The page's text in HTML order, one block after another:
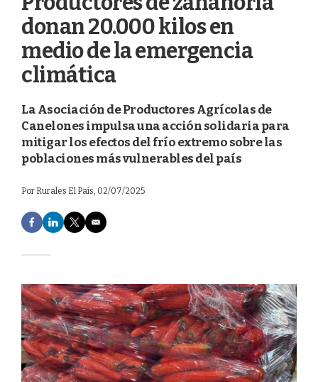
donan 20.000 kilos en
medio de la emergencia
climática
La Asociación de Productores Agrícolas de
Canelones impulsa una acción solidaria para
mitigar los efectos del frío extremo sobre las
poblaciones más vulnerables del país
Por Rurales El País, 02/07/2025
F
a
e
o
o
k
L
i
d
I
n
T
w
e
r
E
m